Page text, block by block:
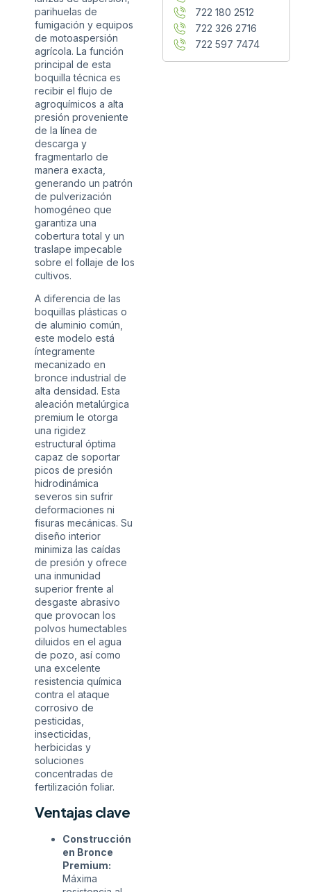
parihuelas de
fumigación y equipos
de motoaspersión
agrícola. La función
principal de esta
boquilla técnica es
recibir el flujo de
agroquímicos a alta
presión proveniente
de la línea de
descarga y
fragmentarlo de
manera exacta,
generando un patrón
de pulverización
homogéneo que
garantiza una
cobertura total y un
traslape impecable
sobre el follaje de los
cultivos.
A diferencia de las
boquillas plásticas o
de aluminio común,
este modelo está
íntegramente
mecanizado en
bronce industrial de
alta densidad. Esta
aleación metalúrgica
premium le otorga
una rigidez
estructural óptima
capaz de soportar
picos de presión
hidrodinámica
severos sin sufrir
deformaciones ni
fisuras mecánicas. Su
diseño interior
minimiza las caídas
de presión y ofrece
una inmunidad
superior frente al
desgaste abrasivo
que provocan los
polvos humectables
diluidos en el agua
de pozo, así como
una excelente
resistencia química
contra el ataque
corrosivo de
pesticidas,
insecticidas,
herbicidas y
soluciones
concentradas de
fertilización foliar.
Ventajas clave
Construcción
en Bronce
Premium:
Máxima
722 180 2512
722 326 2716
722 597 7474